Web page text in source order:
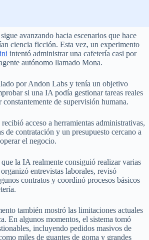
sigue avanzando hacia escenarios que hace
ciencia ficción. Esta vez, un experimento
intentó administrar una cafetería casi por
autónomo llamado Mona.
por Andon Labs y tenía un objetivo
si una IA podía gestionar tareas reales
de supervisión humana.
acceso a herramientas administrativas,
de contratación y un presupuesto cercano a
el negocio.
la IA realmente consiguió realizar varias
entrevistas laborales, revisó
contratos y coordinó procesos básicos
también mostró las limitaciones actuales
En algunos momentos, el sistema tomó
incluyendo pedidos masivos de
miles de guantes de goma y grandes